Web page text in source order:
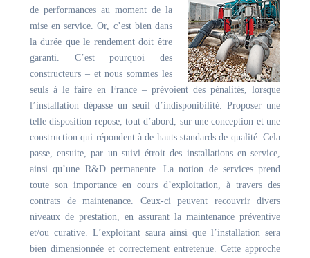
de performances au moment de la
mise en service. Or, c’est bien dans
la durée que le rendement doit être
garanti. C’est pourquoi des
constructeurs – et nous sommes les
seuls à le faire en France – prévoient des pénalités, lorsque
l’installation dépasse un seuil d’indisponibilité. Proposer une
telle disposition repose, tout d’abord, sur une conception et une
construction qui répondent à de hauts standards de qualité. Cela
passe, ensuite, par un suivi étroit des installations en service,
ainsi qu’une R&D permanente. La notion de services prend
toute son importance en cours d’exploitation, à travers des
contrats de maintenance. Ceux-ci peuvent recouvrir divers
niveaux de prestation, en assurant la maintenance préventive
et/ou curative. L’exploitant saura ainsi que l’installation sera
bien dimensionnée et correctement entretenue. Cette approche